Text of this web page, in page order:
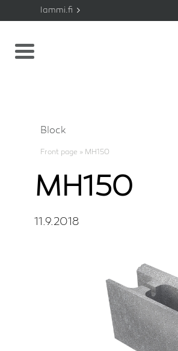
lammi.fi
Block
Front page » MH150
MH150
11.9.2018